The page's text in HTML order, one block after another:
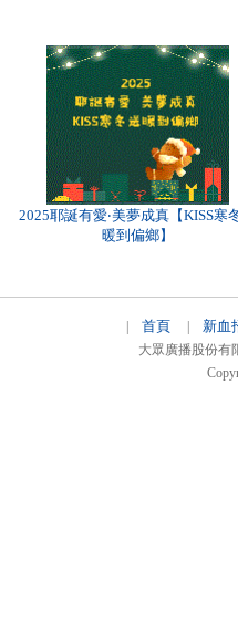
2025耶誕有愛‧美夢成真【KISS寒
暖到偏鄉】
| 首頁| 新血
大眾廣播股份有